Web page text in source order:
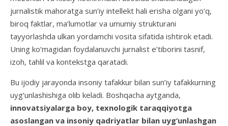
jurnalistik mahoratga sun’iy intellekt hali erisha olgani yo‘q,
biroq faktlar, ma’lumotlar va umumiy strukturani
tayyorlashda ulkan yordamchi vosita sifatida ishtirok etadi.
Uning ko‘magidan foydalanuvchi jurnalist e’tiborini tasnif,
izoh, tahlil va kontekstga qaratadi.
Bu ijodiy jarayonda insoniy tafakkur bilan sun’iy tafakkurning
uyg‘unlashishiga olib keladi. Boshqacha aytganda,
innovatsiyalarga boy, texnologik taraqqiyotga
asoslangan va insoniy qadriyatlar bilan uyg‘unlashgan